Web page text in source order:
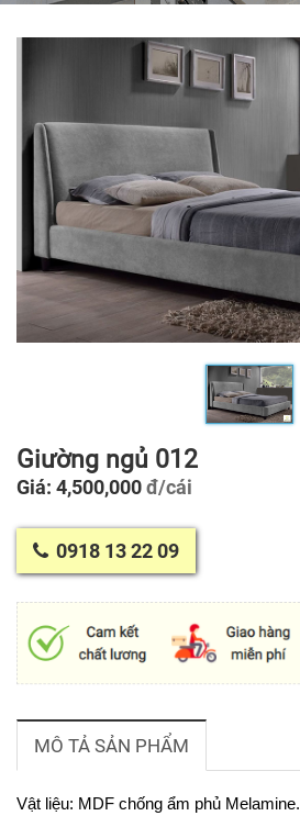
Giường ngủ 012
Giá: 4,500,000đ/cái
0918 13 22 09
MÔ TẢ SẢN PHẨM
Vật liệu: MDF chống ẩm phủ Melamine.